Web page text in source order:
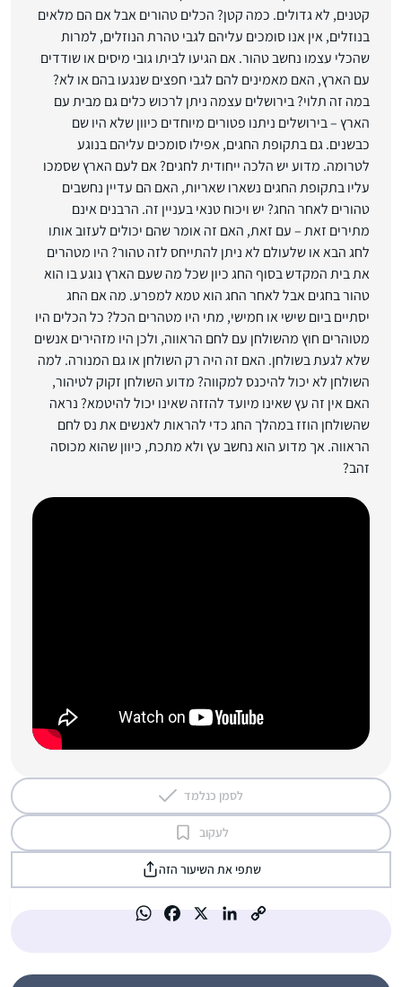
קטנים, לא גדולים. כמה קטן? הכלים טהורים אבל אם הם מלאים
בנוזלים, אין אנו סומכים עליהם לגבי טהרת הנוזלים, למרות
שהכלי עצמו נחשב טהור. אם הגיעו לביתו גובי מיסים או שודדים
עם הארץ, האם מאמינים להם לגבי חפצים שנגעו בהם או לא?
במה זה תלוי? בירושלים עצמה ניתן לרכוש כלים גם מבית עם
הארץ – בירושלים ניתנו פטורים מיוחדים כיוון שלא היו שם
כבשנים. גם בתקופת החגים, אפילו סומכים עליהם בנוגע
לטרומה. מדוע יש הלכה ייחודית לחגים? אם לעם הארץ שסמכו
עליו בתקופת החגים נשארו שאריות, האם הם עדיין נחשבים
טהורים לאחר החג? יש ויכוח טנאי בעניין זה. הרבנים אינם
מתירים זאת – עם זאת, האם זה אומר שהם יכולים לעזוב אותו
לחג הבא או שלעולם לא ניתן להתייחס לזה טהור? היו מטהרים
את בית המקדש בסוף החג כיון שכל מה שעם הארץ נוגע בו הוא
טהור בחגים אבל לאחר החג הוא טמא למפרע. מה אם החג
יסתיים ביום שישי או חמישי, מתי היו מטהרים הכל? כל הכלים היו
מטוהרים חוץ מהשולחן עם לחם הראווה, ולכן היו מזהירים אנשים
שלא לגעת בשולחן. האם זה היה רק השולחן או גם המנורה. למה
השולחן לא יכול להיכנס למקווה? מדוע השולחן זקוק לטיהור,
האם אין זה עץ שאינו מיועד להזזה שאינו יכול להיטמא? נראה
שהשולחן הוזז במהלך החג כדי להראות לאנשים את נס לחם
הראווה. אך מדוע הוא נחשב עץ ולא מתכת, כיוון שהוא מכוסה
זהב?
לסמן כנלמד
לעקוב
שתפי את השיעור הזה